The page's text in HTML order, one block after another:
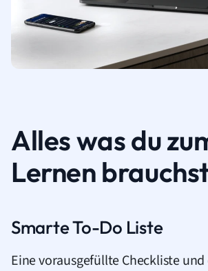
Alles was du
Lernen
Smarte To-Do Liste
Eine vorausgefüllte Checkliste